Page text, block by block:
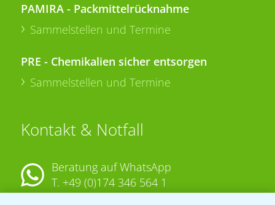
PAMIRA - Packmittelrücknahme
Sammelstellen und Termine
PRE - Chemikalien sicher entsorgen
Sammelstellen und Termine
Kontakt & Notfall
Beratung auf WhatsApp
T. +49 (0)174 346 564 1